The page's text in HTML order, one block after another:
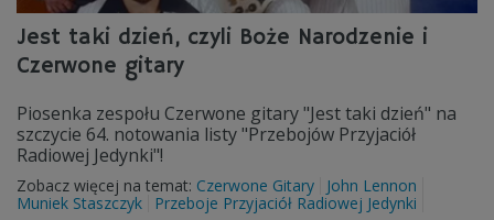
Jest taki dzień, czyli Boże Narodzenie i
Czerwone gitary
Piosenka zespołu Czerwone gitary "Jest taki dzień" na
szczycie 64. notowania listy "Przebojów Przyjaciół
Radiowej Jedynki"!
Zobacz więcej na temat: Czerwone Gitary
John Lennon
Muniek Staszczyk
Przeboje Przyjaciół Radiowej Jedynki